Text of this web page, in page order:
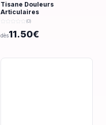
Tisane Douleurs
Articulaires
(0)
dès11.50€